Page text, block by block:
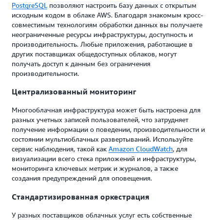
PostgreSQL позволяют настроить базу данных с открытым
исходным кодом в облаке AWS. Благодаря знакомым кросс-
совместимым технологиям обработки данных вы получаете
неограниченные ресурсы инфраструктуры, доступность и
производительность. Любые приложения, работающие в
других поставщиках общедоступных облаков, могут
получать доступ к данным без ограничения
производительности.
Централизованный мониторинг
Многооблачная инфраструктура может быть настроена для
разных учетных записей пользователей, что затрудняет
получение информации о поведении, производительности и
состоянии мультиоблачных развертываний. Используйте
сервис наблюдения, такой как Amazon CloudWatch, для
визуализации всего стека приложений и инфраструктуры,
мониторинга ключевых метрик и журналов, а также
создания предупреждений для оповещения.
Стандартизированная оркестрация
У разных поставщиков облачных услуг есть собственные